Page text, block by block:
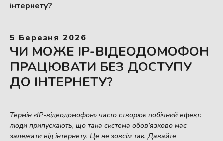
інтернету?
5 Березня 2026
ЧИ МОЖЕ IP-ВІДЕОДОМОФОН
ПРАЦЮВАТИ БЕЗ ДОСТУПУ
ДО ІНТЕРНЕТУ?
Термін «IP-відеодомофон» часто створює побічний ефект:
люди припускають, що така система обов’язково має
залежати від інтернету. Це не зовсім так. Давайте